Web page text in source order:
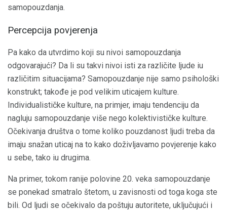
samopouzdanja.
Percepcija povjerenja
Pa kako da utvrdimo koji su nivoi samopouzdanja
odgovarajući? Da li su takvi nivoi isti za različite ljude iu
različitim situacijama? Samopouzdanje nije samo psihološki
konstrukt; takođe je pod velikim uticajem kulture.
Individualističke kulture, na primjer, imaju tendenciju da
nagluju samopouzdanje više nego kolektivističke kulture.
Očekivanja društva o tome koliko pouzdanost ljudi treba da
imaju snažan uticaj na to kako doživljavamo povjerenje kako
u sebe, tako iu drugima.
Na primer, tokom ranije polovine 20. veka samopouzdanje
se ponekad smatralo štetom, u zavisnosti od toga koga ste
bili. Od ljudi se očekivalo da poštuju autoritete, uključujući i